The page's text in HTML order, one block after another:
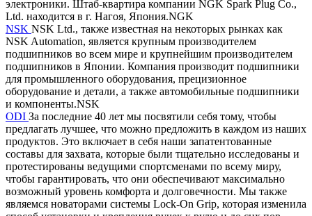
электроники. Штаб-квартира компании NGK Spark Plug Co.,
Ltd. находится в г. Нагоя, Япония.NGK
NSK NSK Ltd., также известная на некоторых рынках как
NSK Automation, является крупным производителем
подшипников во всем мире и крупнейшим производителем
подшипников в Японии. Компания производит подшипники
для промышленного оборудования, прецизионное
оборудование и детали, а также автомобильные подшипники
и компоненты.NSK
ODI За последние 40 лет мы посвятили себя тому, чтобы
предлагать лучшее, что можно предложить в каждом из наших
продуктов. Это включает в себя наши запатентованные
составы для захвата, которые были тщательно исследованы и
протестированы ведущими спортсменами по всему миру,
чтобы гарантировать, что они обеспечивают максимально
возможный уровень комфорта и долговечности. Мы также
являемся новаторами системы Lock-On Grip, которая изменила